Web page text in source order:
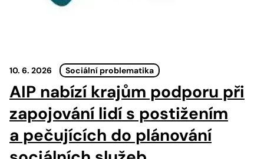
10. 6. 2026 Sociální problematika
AIP nabízí krajům podporu při
zapojování lidí s postižením
a pečujících do plánování